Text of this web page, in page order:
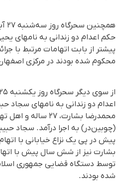
حکم اعدام دو زندانی بە نامهای
پیشتر از بابت اتهامات مرتبط با
محکوم شدە بودند در مرکزی
اعدام دو زندانی بە نامهای سجاد
محمدرضا بشارت، ۲۷
(چوبین‌در) به اجرا درآمد. سجاد
پیش در پی یک نزاع خیابانی با
بشارت نیز از شش سال پیش با
توسط دستگاه قضایی جمهوری
شده بودند.